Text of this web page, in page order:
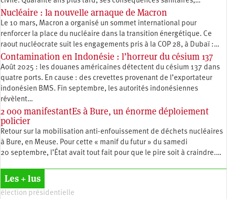
Nucléaire : la nouvelle arnaque de Macron
Le 10 mars, Macron a organisé un sommet international pour
renforcer la place du nucléaire dans la transition énergétique. Ce
raout nucléocrate suit les engagements pris à la COP 28, à Dubaï :…
Contamination en Indonésie : l’horreur du césium 137
Août 2025 : les douanes américaines détectent du césium 137 dans
quatre ports. En cause : des crevettes provenant de l’exportateur
indonésien BMS. Fin septembre, les autorités indonésiennes
révèlent…
2 000 manifestantEs à Bure, un énorme déploiement
policier
Retour sur la mobilisation anti-enfouissement de déchets nucléaires
à Bure, en Meuse. Pour cette « manif du futur » du samedi
20 septembre, l’État avait tout fait pour que le pire soit à craindre.…
Les + lus
élection présidentielle